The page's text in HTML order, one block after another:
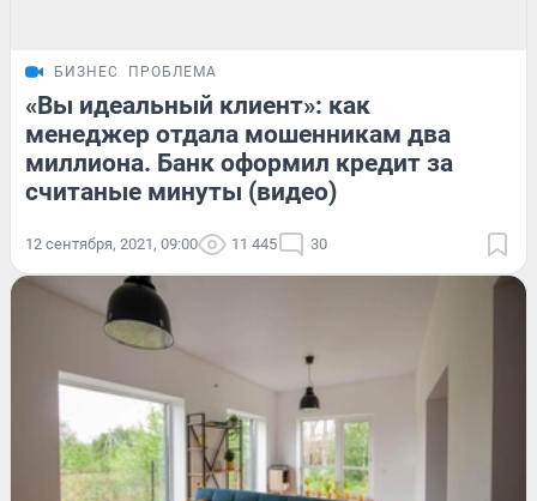
БИЗНЕС ПРОБЛЕМА
«Вы идеальный клиент»: как
менеджер отдала мошенникам два
миллиона. Банк оформил кредит за
считаные минуты (видео)
12 сентября, 2021, 09:00 11 445 30